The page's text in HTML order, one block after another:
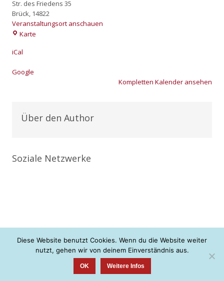
Str. des Friedens 35
Brück, 14822
Veranstaltungsort anschauen
Karte
iCal
Goog­le
Kom­plet­ten Kalen­der anse­hen
Über den Author
Soziale Netzwerke
+ + + neue Konfis gesucht <3 + + +
Diese Website benutzt Cookies. Wenn du die Website weiter
nutzt, gehen wir von deinem Einverständnis aus.
OK Weitere Infos